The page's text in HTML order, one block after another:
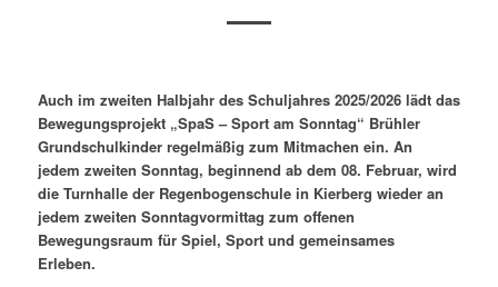
Auch im zweiten Halbjahr des Schuljahres 2025/2026 lädt das
Bewegungsprojekt „SpaS – Sport am Sonntag“ Brühler
Grundschulkinder regelmäßig zum Mitmachen ein. An
jedem zweiten Sonntag, beginnend ab dem 08. Februar, wird
die Turnhalle der Regenbogenschule in Kierberg wieder an
jedem zweiten Sonntagvormittag zum offenen
Bewegungsraum für Spiel, Sport und gemeinsames
Erleben.